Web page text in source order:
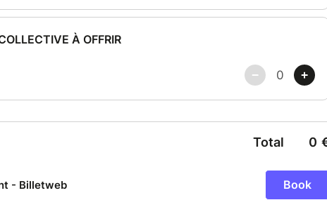
AVEC LE CODE
ENSUITE a utiliser en saisissant les Bons recus et pour
bain-de-gongs-immersion-vibratoire